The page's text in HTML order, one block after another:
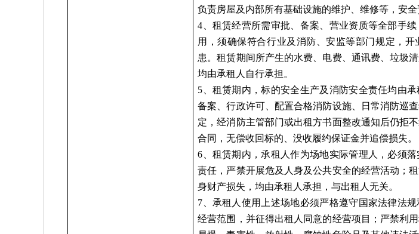
负责房屋及内部所有基础设施的维护、维修等，安全
4、租赁经营所需审批、备案、营业资质等全部手
用，须确保符合行业及消防、安监等部门规定，
患。租赁期间所产生的水费、电费、通讯费、垃圾
均由承租人自行承担。
5、租赁期内，标的安全生产及消防安全责任均由
备案、行政许可、配置合格消防设施、日常消防巡
定，经消防主管部门或出租方书面整改通知后仍拒
合同，无偿收回标的、没收履约保证金并追偿损失。
6、租赁期内，承租人作为场地实际管理人，必须
责任，严禁开展危及人身及公共安全的经营活动；
身财产损失，均由承租人承担，与出租人无关。
7、承租人使用上述场地必须严格遵守国家法律法
经营范围，并征得出租人同意的经营项目；严禁利